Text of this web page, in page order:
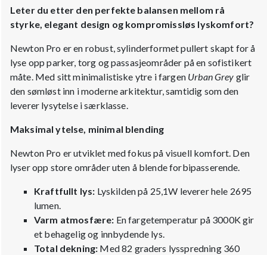
Leter du etter den perfekte balansen mellom rå
styrke, elegant design og kompromissløs lyskomfort?
Newton Pro er en robust, sylinderformet pullert skapt for å
lyse opp parker, torg og passasjeområder på en sofistikert
måte. Med sitt minimalistiske ytre i fargen Urban Grey glir
den sømløst inn i moderne arkitektur, samtidig som den
leverer lysytelse i særklasse.
Maksimal ytelse, minimal blending
Newton Pro er utviklet med fokus på visuell komfort. Den
lyser opp store områder uten å blende forbipasserende.
Kraftfullt lys: Lyskilden på 25,1W leverer hele 2695
lumen.
Varm atmosfære: En fargetemperatur på 3000K gir
et behagelig og innbydende lys.
Total dekning: Med 82 graders lysspredning 360